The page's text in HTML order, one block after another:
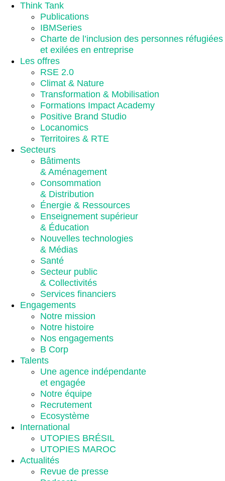
Think Tank
Publications
IBMSeries
Charte de l’inclusion des personnes réfugiées
et exilées en entreprise
Les offres
RSE 2.0
Climat & Nature
Transformation & Mobilisation
Formations Impact Academy
Positive Brand Studio
Locanomics
Territoires & RTE
Secteurs
Bâtiments
& Aménagement
Consommation
& Distribution
Énergie & Ressources
Enseignement supérieur
& Éducation
Nouvelles technologies
& Médias
Santé
Secteur public
& Collectivités
Services financiers
Engagements
Notre mission
Notre histoire
Nos engagements
B Corp
Talents
Une agence indépendante
et engagée
Notre équipe
Recrutement
Ecosystème
International
UTOPIES BRÉSIL
UTOPIES MAROC
Actualités
Revue de presse